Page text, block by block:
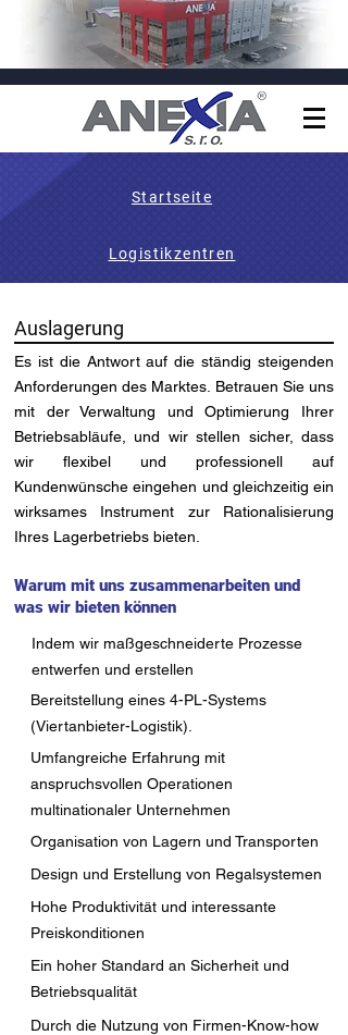
Startseite
Logistikzentren
Auslagerung
Es ist die Antwort auf die ständig steigenden
Anforderungen des Marktes. Betrauen Sie uns
mit der Verwaltung und Optimierung Ihrer
Betriebsabläufe, und wir stellen sicher, dass
wir flexibel und professionell auf
Kundenwünsche eingehen und gleichzeitig ein
wirksames Instrument zur Rationalisierung
Ihres Lagerbetriebs bieten.
Warum mit uns zusammenarbeiten und
was wir bieten können
Indem wir maßgeschneiderte Prozesse
entwerfen und erstellen
Bereitstellung eines 4-PL-Systems
(Viertanbieter-Logistik).
Umfangreiche Erfahrung mit
anspruchsvollen Operationen
multinationaler Unternehmen
Organisation von Lagern und Transporten
Design und Erstellung von Regalsystemen
Hohe Produktivität und interessante
Preiskonditionen
Ein hoher Standard an Sicherheit und
Betriebsqualität
Durch die Nutzung von Firmen-Know-how